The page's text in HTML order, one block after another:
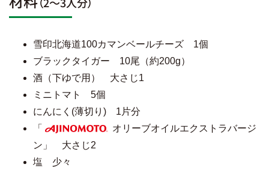
雪印北海道100カマンベールチーズ 1個
ブラックタイガー 10尾（約200g）
酒（下ゆで用） 大さじ1
ミニトマト 5個
にんにく(薄切り) 1片分
「
AJINOMOTO
オリーブオイルエクストラバージ
ン」 大さじ2
塩 少々